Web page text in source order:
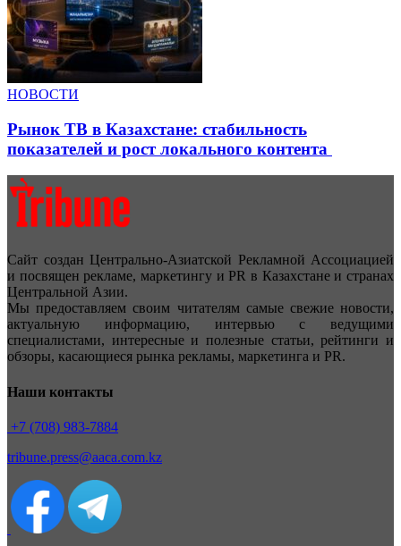
НОВОСТИ
Рынок ТВ в Казахстане: стабильность
показателей и рост локального контента
Сайт создан Центрально-Азиатской Рекламной Ассоциацией
и посвящен рекламе, маркетингу и PR в Казахстане и странах
Центральной Азии.
Мы предоставляем своим читателям самые свежие новости,
актуальную информацию, интервью с ведущими
специалистами, интересные и полезные статьи, рейтинги и
обзоры, касающиеся рынка рекламы, маркетинга и PR.
Наши контакты
+7 (708) 983-7884
tribune.press@aaca.com.kz